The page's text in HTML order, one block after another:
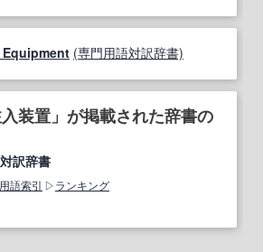
(専門用語対訳辞書)
入装置」が掲載された辞書の
訳辞書
用語索引 ランキング